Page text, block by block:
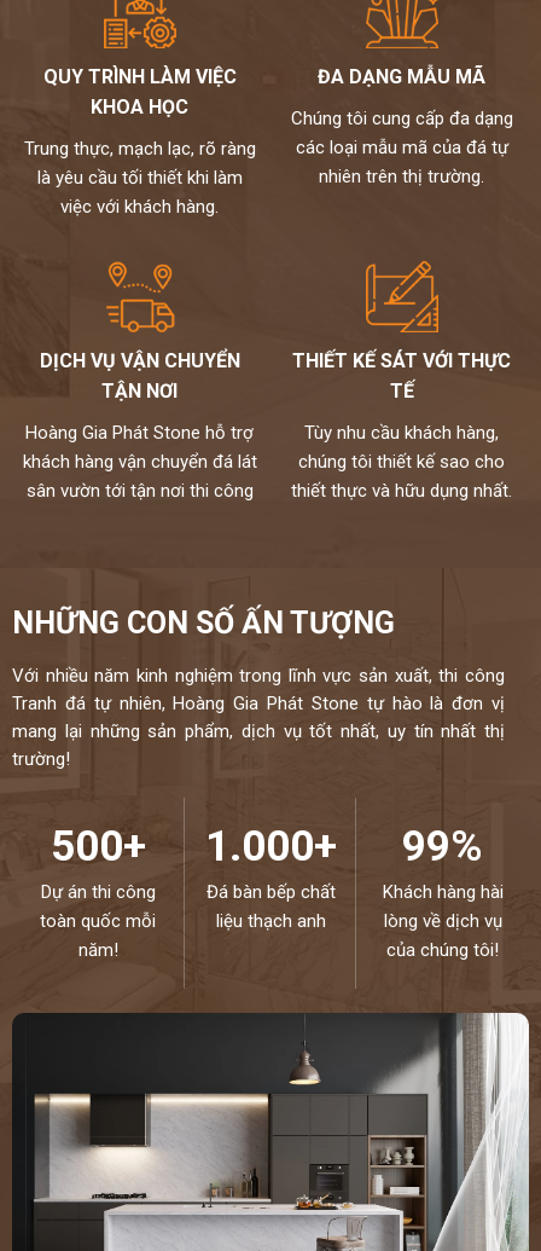
QUY TRÌNH LÀM VIỆC
KHOA HỌC
Trung thực, mạch lạc, rõ ràng
là yêu cầu tối thiết khi làm
việc với khách hàng.
ĐA DẠNG MẪU MÃ
Chúng tôi cung cấp đa dạng
các loại mẫu mã của đá tự
nhiên trên thị trường.
DỊCH VỤ VẬN CHUYỂN
TẬN NƠI
Hoàng Gia Phát Stone hỗ trợ
khách hàng vận chuyển đá lát
sân vườn tới tận nơi thi công
THIẾT KẾ SÁT VỚI THỰC
TẾ
Tùy nhu cầu khách hàng,
chúng tôi thiết kế sao cho
thiết thực và hữu dụng nhất.
NHỮNG CON SỐ ẤN TƯỢNG
Với nhiều năm kinh nghiệm trong lĩnh vực sản xuất, thi công
Tranh đá tự nhiên, Hoàng Gia Phát Stone tự hào là đơn vị
mang lại những sản phẩm, dịch vụ tốt nhất, uy tín nhất thị
trường!
500+
Dự án thi công
toàn quốc mỗi
năm!
1.000+
Đá bàn bếp chất
liệu thạch anh
99%
Khách hàng hài
lòng về dịch vụ
của chúng tôi!